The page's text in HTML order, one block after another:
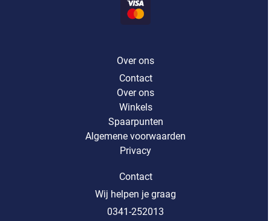
Over ons
Contact
Over ons
Winkels
Spaarpunten
Algemene voorwaarden
Privacy
Contact
Wij helpen je graag
0341-252013